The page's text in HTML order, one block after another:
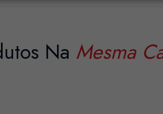
Na Mesma